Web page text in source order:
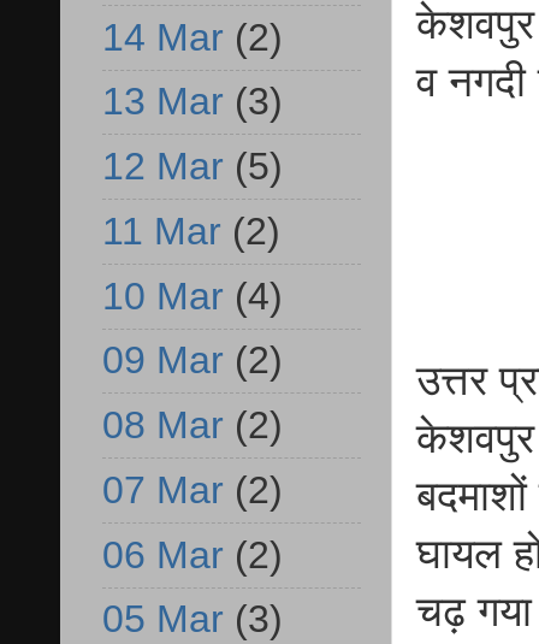
व नगदी
उत्तर
केशवपुर
घायल
चढ़
14 Mar (2)
13 Mar (3)
12 Mar (5)
11 Mar (2)
10 Mar (4)
09 Mar (2)
08 Mar (2)
07 Mar (2)
06 Mar (2)
05 Mar (3)